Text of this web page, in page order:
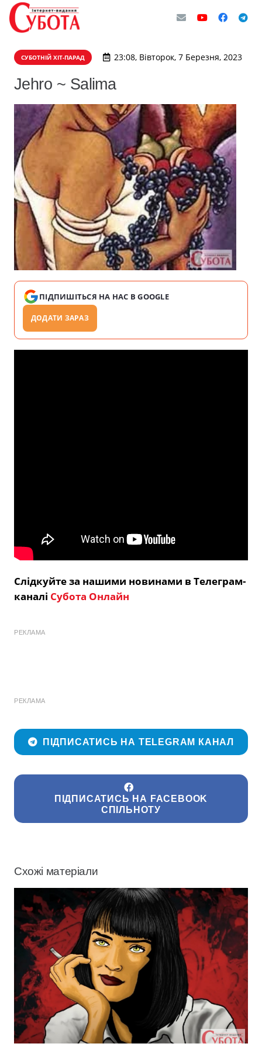
СУБОТНІЙ ХІТ-ПАРАД 23:08, Вівторок, 7 Березня, 2023
Jehro ~ Salima
ПІДПИШІТЬСЯ НА НАС В GOOGLE
ДОДАТИ ЗАРАЗ
Слідкуйте за нашими новинами в Телеграм-
каналі Субота Онлайн
РЕКЛАМА
РЕКЛАМА
ПІДПИСАТИСЬ НА TELEGRAM КАНАЛ
ПІДПИСАТИСЬ НА FACEBOOK
СПІЛЬНОТУ
Схожі матеріали